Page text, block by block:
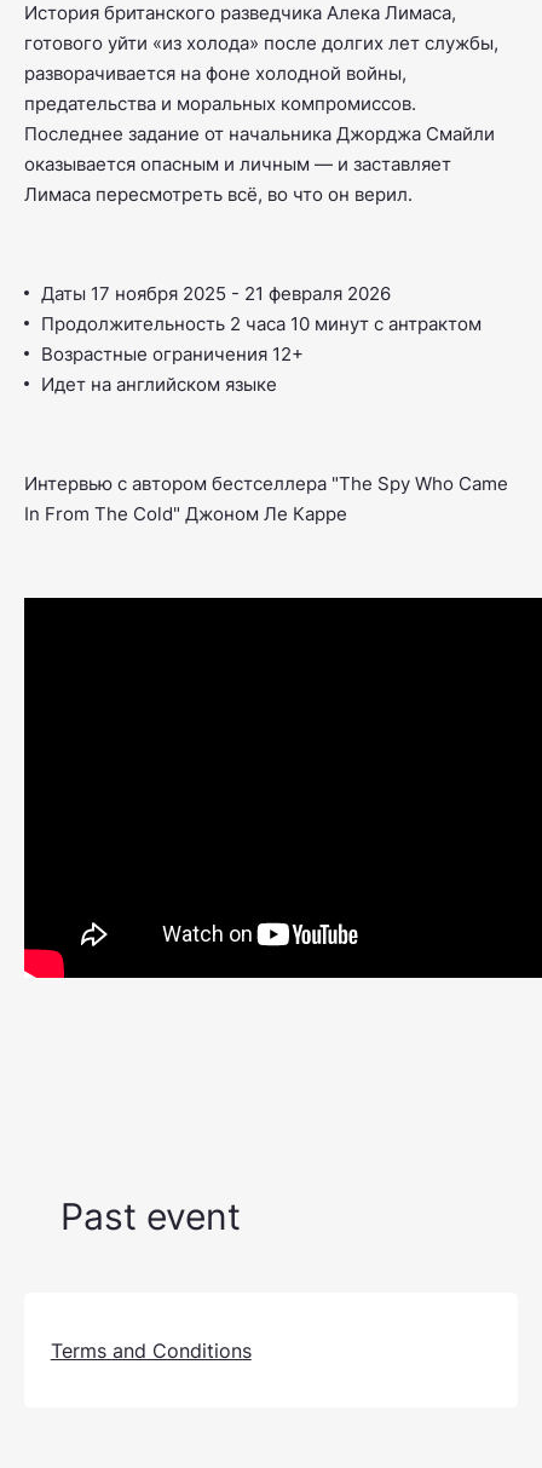
История британского разведчика Алека Лимаса,
готового уйти «из холода» после долгих лет службы,
разворачивается на фоне холодной войны,
предательства и моральных компромиссов.
Последнее задание от начальника Джорджа Смайли
оказывается опасным и личным — и заставляет
Лимаса пересмотреть всё, во что он верил.
Даты 17 ноября 2025 - 21 февраля 2026
Продолжительность 2 часа 10 минут с антрактом
Возрастные ограничения 12+
Идет на английском языке
Интервью с автором бестселлера "The Spy Who Came
In From The Cold" Джоном Ле Карре
Past event
Terms and Conditions